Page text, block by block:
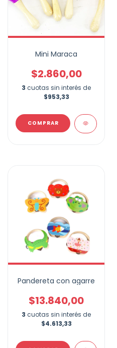
Mini Maraca
$2.860,00
3 cuotas sin interés de
$953,33
Pandereta con agarre
$13.840,00
3 cuotas sin interés de
$4.613,33